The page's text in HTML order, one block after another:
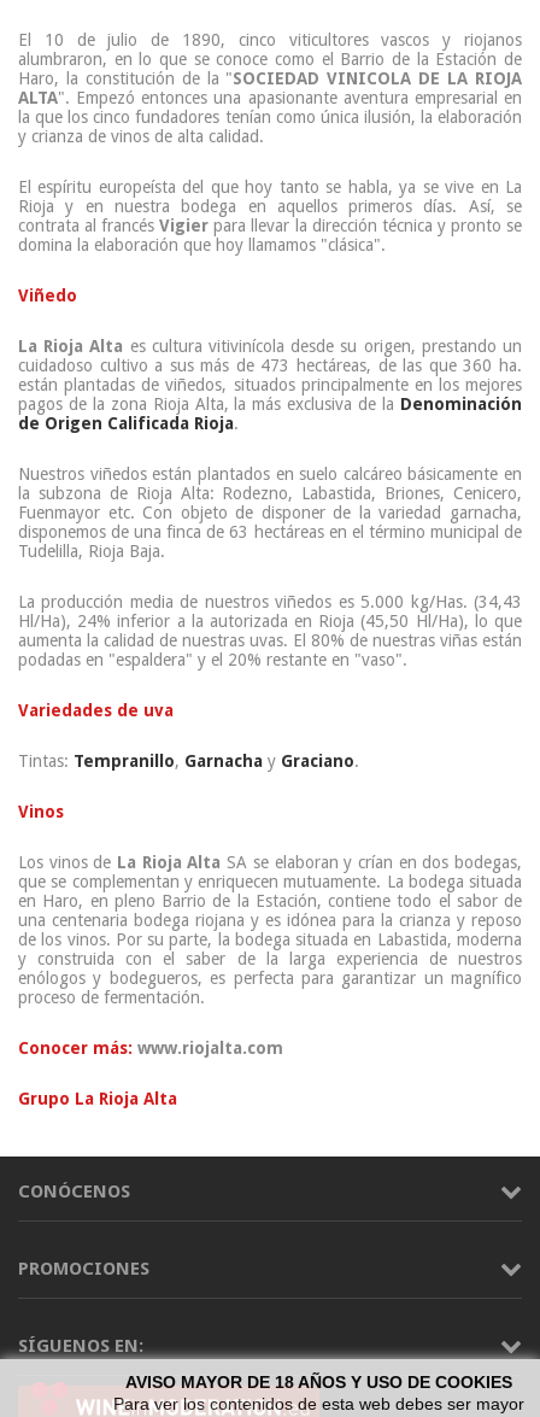
El 10 de julio de 1890, cinco viticultores vascos y riojanos
alumbraron, en lo que se conoce como el Barrio de la Estación de
Haro, la constitución de la "SOCIEDAD VINICOLA DE LA RIOJA
ALTA". Empezó entonces una apasionante aventura empresarial en
la que los cinco fundadores tenían como única ilusión, la elaboración
y crianza de vinos de alta calidad.
El espíritu europeísta del que hoy tanto se habla, ya se vive en La
Rioja y en nuestra bodega en aquellos primeros días. Así, se
contrata al francésVigier para llevar la dirección técnica y pronto se
domina la elaboración que hoy llamamos "clásica".
Viñedo
La Rioja Alta es cultura vitivinícola desde su origen, prestando un
cuidadoso cultivo a sus más de 473 hectáreas, de las que 360 ha.
están plantadas de viñedos, situados principalmente en los mejores
pagos de la zona Rioja Alta, la más exclusiva de la Denominación
de Origen Calificada Rioja.
Nuestros viñedos están plantados en suelo calcáreo básicamente en
la subzona de Rioja Alta: Rodezno, Labastida, Briones, Cenicero,
Fuenmayor etc. Con objeto de disponer de la variedad garnacha,
disponemos de una finca de 63 hectáreas en el término municipal de
Tudelilla, Rioja Baja.
La producción media de nuestros viñedos es 5.000 kg/Has. (34,43
Hl/Ha), 24% inferior a la autorizada en Rioja (45,50 Hl/Ha), lo que
aumenta la calidad de nuestras uvas. El 80% de nuestras viñas están
podadas en "espaldera" y el 20% restante en "vaso".
Variedades de uva
Tintas: Tempranillo, Garnacha y Graciano.
Vinos
Los vinos de La Rioja Alta SA se elaboran y crían en dos bodegas,
que se complementan y enriquecen mutuamente. La bodega situada
en Haro, en pleno Barrio de la Estación, contiene todo el sabor de
una centenaria bodega riojana y es idónea para la crianza y reposo
de los vinos. Por su parte, la bodega situada en Labastida, moderna
y construida con el saber de la larga experiencia de nuestros
enólogos y bodegueros, es perfecta para garantizar un magnífico
proceso de fermentación.
Conocer más: www.riojalta.com
Grupo La Rioja Alta
CONÓCENOS
PROMOCIONES
SÍGUENOS EN:
AVISO MAYOR DE 18 AÑOS Y USO DE COOKIES
Para ver los contenidos de esta web debes ser mayor